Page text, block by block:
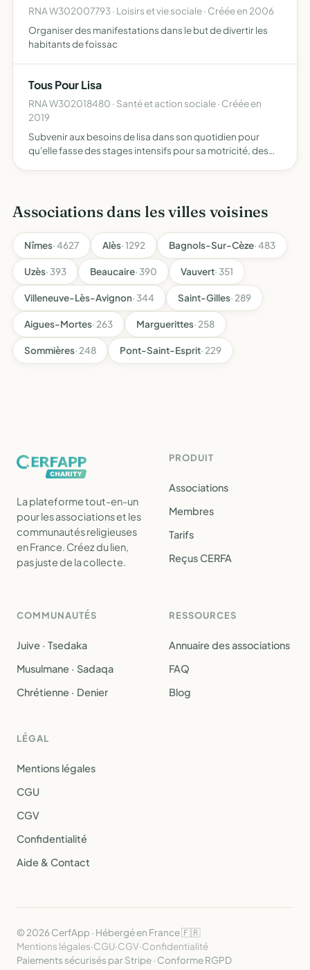
RNA W302007793 · Loisirs et vie sociale · Créée en 2006
Organiser des manifestations dans le but de divertir les
habitants de foissac
Tous Pour Lisa
RNA W302018480 · Santé et action sociale · Créée en
2019
Subvenir aux besoins de lisa dans son quotidien pour
qu'elle fasse des stages intensifs pour sa motricité, des
Associations dans les villes voisines
Nîmes· 4627 Alès· 1292 Bagnols-Sur-Cèze· 483
Uzès· 393 Beaucaire· 390 Vauvert· 351
Villeneuve-Lès-Avignon· 344 Saint-Gilles· 289
Aigues-Mortes· 263 Marguerittes· 258
Sommières· 248 Pont-Saint-Esprit· 229
La plateforme tout-en-un
pour les associations et les
communautés religieuses
en France. Créez du lien,
pas juste de la collecte.
PRODUIT
Associations
Membres
Tarifs
Reçus CERFA
COMMUNAUTÉS
Juive · Tsedaka
Musulmane · Sadaqa
Chrétienne · Denier
RESSOURCES
Annuaire des associations
FAQ
Blog
LÉGAL
Mentions légales
CGU
CGV
Confidentialité
Aide & Contact
© 2026 CerfApp · Hébergé en France 🇫🇷
Mentions légales·CGU·CGV·Confidentialité
Paiements sécurisés par Stripe · Conforme RGPD